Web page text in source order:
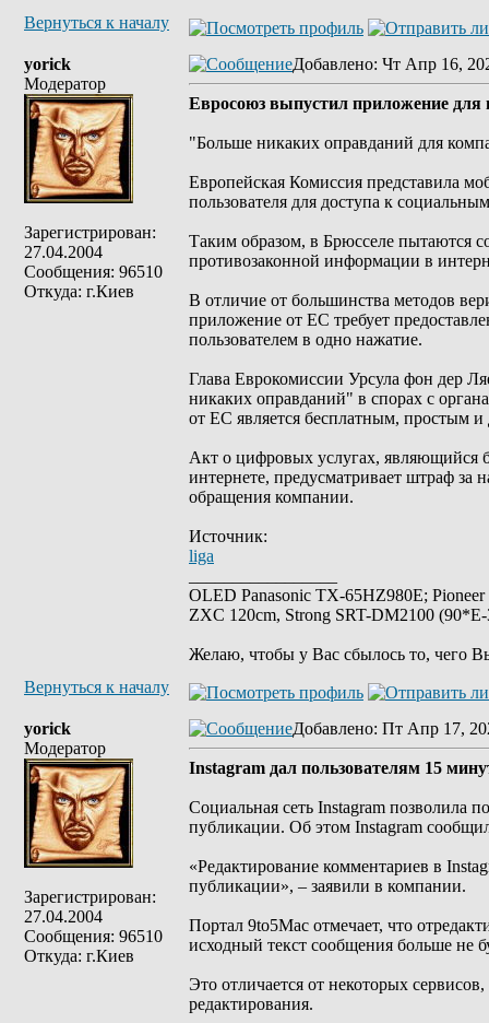
Вернуться к началу
yorick
Модератор
Зарегистрирован:
27.04.2004
Сообщения: 96510
Откуда: г.Киев
Добавлено: Чт Апр 16,
Евросоюз выпустил приложение для
"Больше никаких оправданий для
Европейская Комиссия представила
пользователя для доступа к
Таким образом, в Брюсселе пытаются
противозаконной информации в
В отличие от большинства методов
приложение от ЕС требует
пользователем в одно нажатие.
Глава Еврокомиссии Урсула фон дер
никаких оправданий" в спорах с
от ЕС является бесплатным, простым
Акт о цифровых услугах, являющийся
интернете, предусматривает штраф за
обращения компании.
Источник:
liga
OLED Panasonic TX-65HZ980E;
ZXC 120cm, Strong SRT-DM2100
Желаю, чтобы у Вас сбылось то, чего
Вернуться к началу
yorick
Модератор
Зарегистрирован:
27.04.2004
Сообщения: 96510
Откуда: г.Киев
Добавлено: Пт Апр 17,
Instagram дал пользователям 15
Социальная сеть Instagram позволила
публикации. Об этом Instagram
«Редактирование комментариев в
публикации», – заявили в компании.
Портал 9to5Mac отмечает, что
исходный текст сообщения больше не
Это отличается от некоторых
редактирования.